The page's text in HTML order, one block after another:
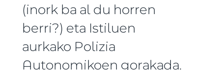
(inork ba al du horren
berri?) eta Istiluen
aurkako Polizia
Autonomikoen gorakada.